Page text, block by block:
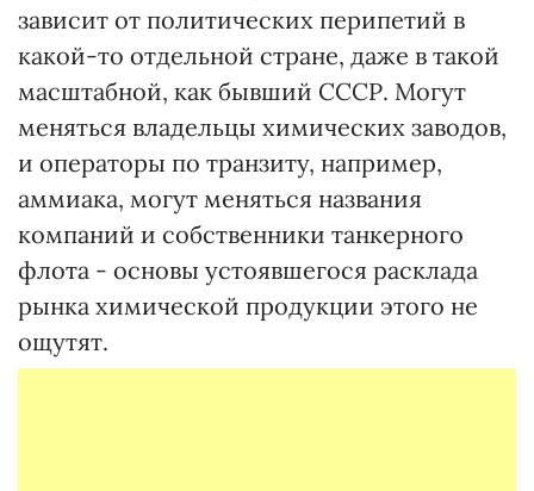
зависит от политических перипетий в
какой-то отдельной стране, даже в такой
масштабной, как бывший СССР. Могут
меняться владельцы химических заводов,
и операторы по транзиту, например,
аммиака, могут меняться названия
компаний и собственники танкерного
флота - основы устоявшегося расклада
рынка химической продукции этого не
ощутят.